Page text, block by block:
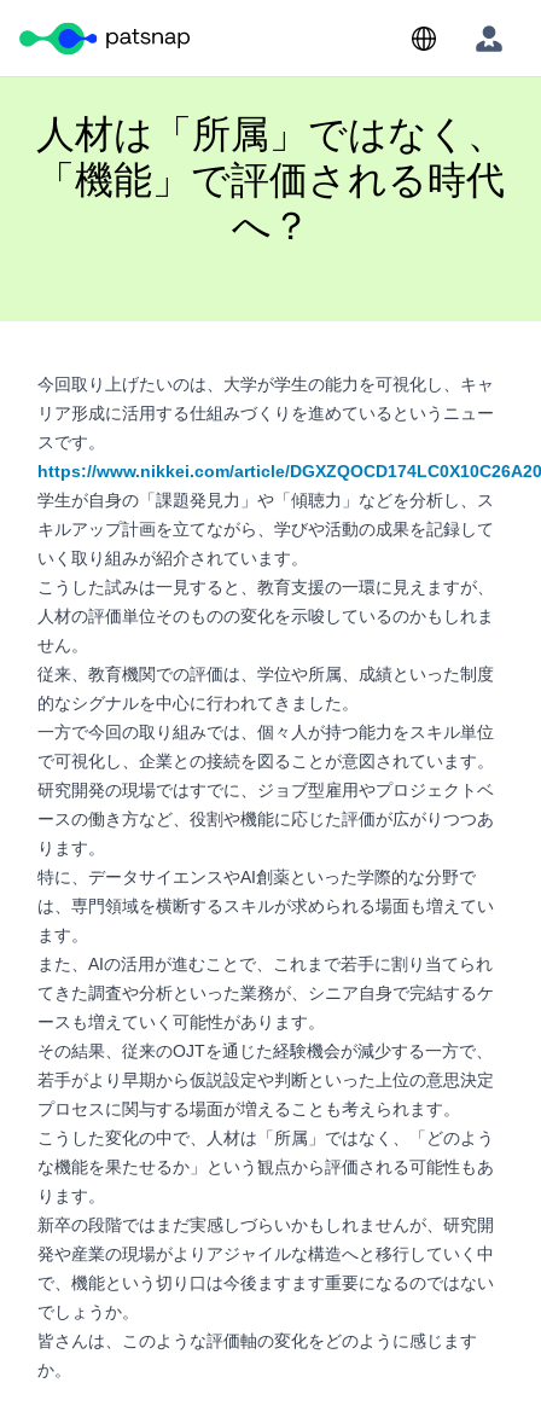
Skip
to
人材は「所属」ではなく、
「機能」で評価される時代
へ？
今回取り上げたいのは、大学が学生の能力を可視化し、キャ
リア形成に活用する仕組みづくりを進めているというニュー
スです。
https://www.nikkei.com/article/
学生が自身の「課題発見力」や「傾聴力」などを分析し、ス
キルアップ計画を立てながら、学びや活動の成果を記録して
いく取り組みが紹介されています。
こうした試みは一見すると、教育支援の一環に見えますが、
人材の評価単位そのものの変化を示唆しているのかもしれま
せん。
従来、教育機関での評価は、学位や所属、成績といった制度
的なシグナルを中心に行われてきました。
一方で今回の取り組みでは、個々人が持つ能力をスキル単位
で可視化し、企業との接続を図ることが意図されています。
研究開発の現場ではすでに、ジョブ型雇用やプロジェクトベ
ースの働き方など、役割や機能に応じた評価が広がりつつあ
ります。
特に、データサイエンスやAI創薬といった学際的な分野で
は、専門領域を横断するスキルが求められる場面も増えてい
ます。
また、AIの活用が進むことで、これまで若手に割り当てられ
てきた調査や分析といった業務が、シニア自身で完結するケ
ースも増えていく可能性があります。
その結果、従来のOJTを通じた経験機会が減少する一方で、
若手がより早期から仮説設定や判断といった上位の意思決定
プロセスに関与する場面が増えることも考えられます。
こうした変化の中で、人材は「所属」ではなく、「どのよう
な機能を果たせるか」という観点から評価される可能性もあ
ります。
新卒の段階ではまだ実感しづらいかもしれませんが、研究開
発や産業の現場がよりアジャイルな構造へと移行していく中
で、機能という切り口は今後ますます重要になるのではない
でしょうか。
皆さんは、このような評価軸の変化をどのように感じます
か。